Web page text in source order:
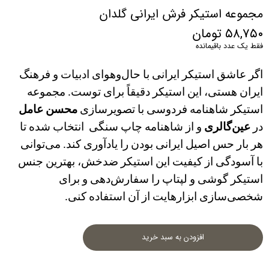
مجموعه استیکر فرش ایرانی گلدان
۵۸,۷۵۰ تومان
فقط یک عدد باقیمانده
استیکر شاهنامه فردوسی با تصویرسازی محسن عامل
در عین‌گالری
شخصی‌سازی ابزارهایت از آن استفاده کنی.
افزودن به سبد خرید